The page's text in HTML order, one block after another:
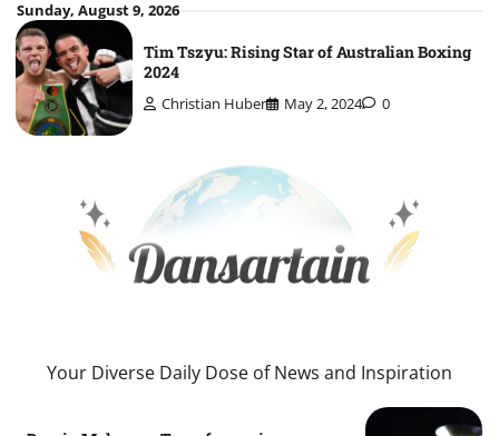
Skip
to
content
Sunday, August 9, 2026
Tim Tszyu: Rising Star of Australian Boxing
2024
Christian Huber May 2, 2024 0
Your Diverse Daily Dose of News and Inspiration